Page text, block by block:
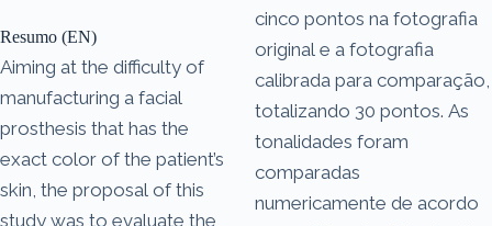
Resumo (EN)
Aiming at the difficulty of
manufacturing a facial
prosthesis that has the
exact color of the patient’s
skin, the proposal of this
study was to evaluate the
cinco pontos na fotografia
original e a fotografia
calibrada para comparação,
totalizando 30 pontos. As
tonalidades foram
comparadas
numericamente de acordo